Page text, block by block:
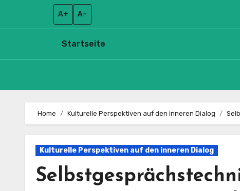
A+ A–
Startseite
content
Home Kulturelle Perspektiven auf den inneren Dialog
Kulturelle Perspektiven auf den inneren Dialog